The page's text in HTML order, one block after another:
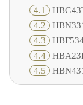
4.1
4.2
4.3
4.4
4.5